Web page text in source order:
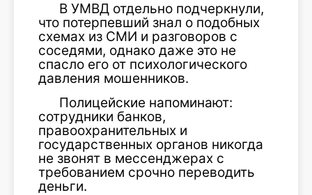
В УМВД отдельно подчеркнули,
что потерпевший знал о подобных
схемах из СМИ и разговоров с
соседями, однако даже это не
спасло его от психологического
давления мошенников.
Полицейские напоминают:
сотрудники банков,
правоохранительных и
государственных органов никогда
не звонят в мессенджерах с
требованием срочно переводить
деньги.